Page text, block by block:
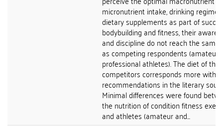
micronutrient intake, drinking
dietary supplements as part of
bodybuilding and fitness, their
and discipline do not reach the same
as competing respondents
professional athletes). The diet of the
competitors corresponds more with
recommendations in the literary
Minimal differences were found
the nutrition of condition fitness
and athletes (amateur and...